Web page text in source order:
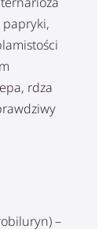
papryki,
rdza
–